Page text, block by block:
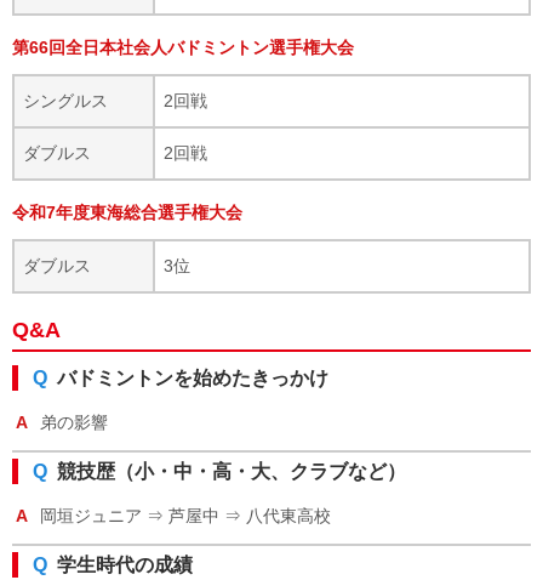
第66回全日本社会人バドミントン選手権大会
シングルス 2回戦
ダブルス 2回戦
令和7年度東海総合選手権大会
ダブルス 3位
Q&A
Q バドミントンを始めたきっかけ
A 弟の影響
Q 競技歴（小・中・高・大、クラブなど）
A 岡垣ジュニア ⇒ 芦屋中 ⇒ 八代東高校
Q 学生時代の成績